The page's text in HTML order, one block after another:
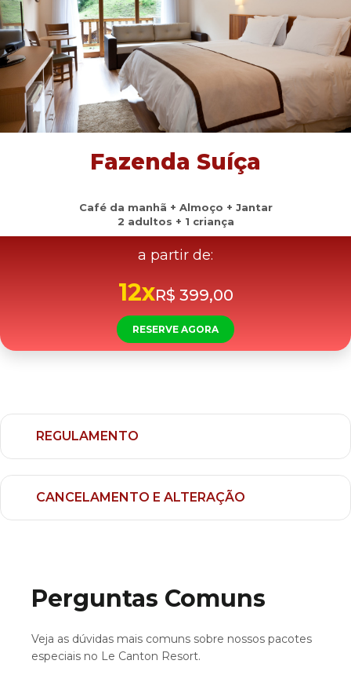
Fazenda Suíça
Café da manhã + Almoço + Jantar
2 adultos + 1 criança
a partir de:
12xR$ 399,00
RESERVE AGORA
REGULAMENTO
CANCELAMENTO E ALTERAÇÃO
Perguntas Comuns
Veja as dúvidas mais comuns sobre nossos pacotes
especiais no Le Canton Resort.